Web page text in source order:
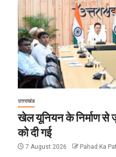
उत्तराखंड
खेल यूनियन के निर्माण से
को दी गई
7 August 2026 Pahad Ka